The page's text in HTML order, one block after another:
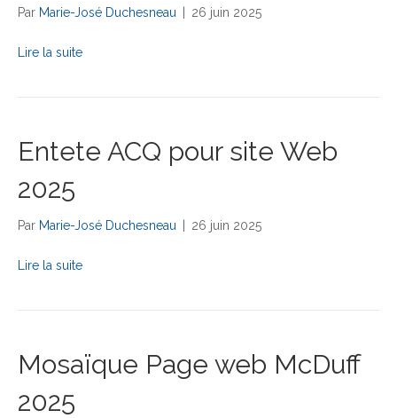
Par Marie-José Duchesneau 26 juin 2025
Lire la suite
Entete ACQ pour site Web
2025
Par Marie-José Duchesneau 26 juin 2025
Lire la suite
Mosaïque Page web McDuff
2025